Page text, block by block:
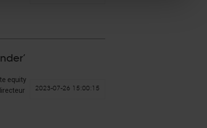
2023-07-26 15:00:15
equity